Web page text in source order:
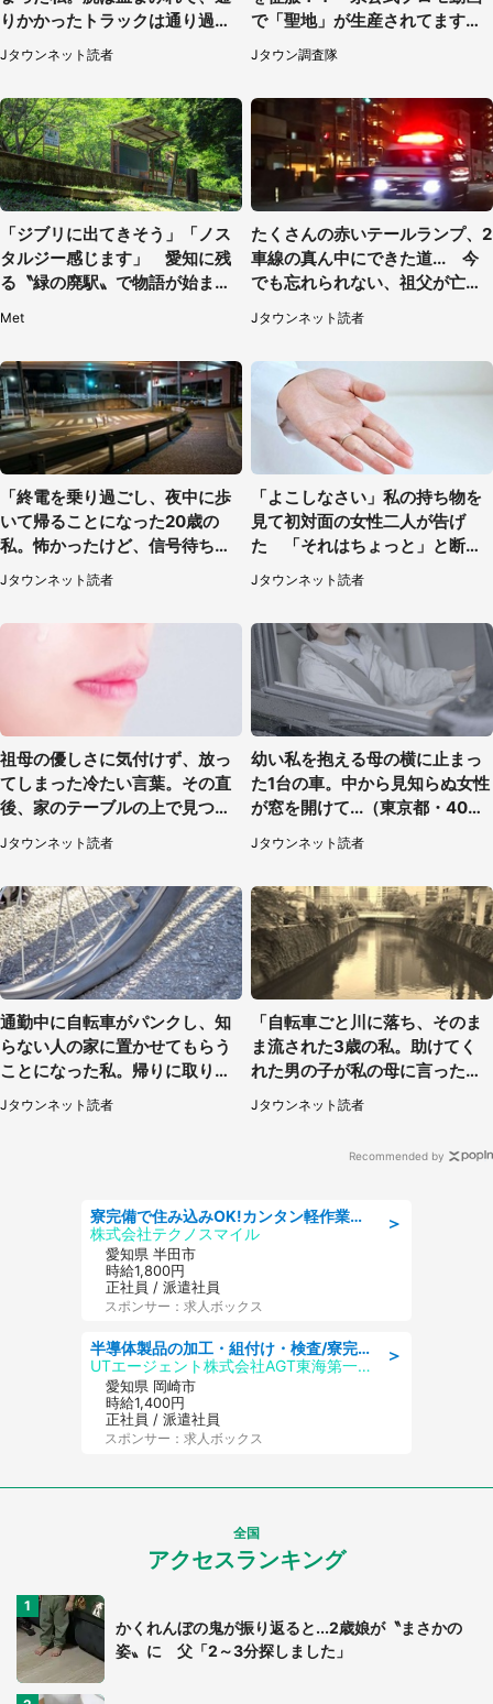
りかかったトラックは通り過ぎ
ていき...（福岡県・30代女性）
Jタウンネット読者
で「聖地」が生産されてます【7
／31～1／31】
Jタウン調査隊
「ジブリに出てきそう」「ノス
タルジー感じます」 愛知に残
る〝緑の廃駅〟で物語が始まり
Met
たくさんの赤いテールランプ、2
車線の真ん中にできた道... 今
でも忘れられない、祖父が亡く
なった夜に見た光景（30代女
性）
Jタウンネット読者
「終電を乗り過ごし、夜中に歩
いて帰ることになった20歳の
私。怖かったけど、信号待ちの
車に道を尋ねたら...」（埼玉
県・60代女性）
Jタウンネット読者
「よこしなさい」私の持ち物を
見て初対面の女性二人が告げ
た 「それはちょっと」と断っ
たわけ（東京都・40代女性）
Jタウンネット読者
祖母の優しさに気付けず、放っ
てしまった冷たい言葉。その直
後、家のテーブルの上で見つけ
たものは（福岡県・30代女性）
Jタウンネット読者
幼い私を抱える母の横に止まっ
た1台の車。中から見知らぬ女性
が窓を開けて...（東京都・40代
Jタウンネット読者
通勤中に自転車がパンクし、知
らない人の家に置かせてもらう
ことになった私。帰りに取りに
行くと、なんと...（東京都・40
代女性）
Jタウンネット読者
「自転車ごと川に落ち、そのま
ま流された3歳の私。助けてく
れた男の子が私の母に言ったの
は...」（千葉県・20代女性）
Jタウンネット読者
Recommended by
＞
寮完備で住み込みOK!カンタン軽作業のお仕事 denso aichi
株式会社テクノスマイル
愛知県 半田市
時給1,800円
正社員 / 派遣社員
スポンサー：求人ボックス
＞
半導体製品の加工・組付け・検査/寮完備/日勤/日払い/工場・製造
UTエージェント株式会社AGT東海第一CU
愛知県 岡崎市
時給1,400円
正社員 / 派遣社員
スポンサー：求人ボックス
全国
アクセスランキング
かくれんぼの鬼が振り返ると...2歳娘が〝まさかの
姿〟に 父「2～3分探しました」